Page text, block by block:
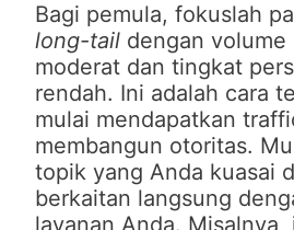
Bagi pemula, fokuslah
long-tail dengan volume
moderat dan tingkat
rendah. Ini adalah cara
mulai mendapatkan
membangun otoritas.
topik yang Anda kuasai
berkaitan langsung
layanan Anda. Misalnya,